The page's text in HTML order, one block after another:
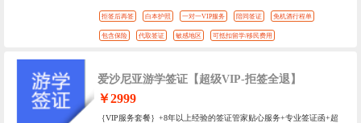
拒签后再签 白本护照 一对一VIP服务 陪同签证 免机酒行程单
包含保险 代取签证 敏感地区 可抵扣留学/移民费用
爱沙尼亚游学签证【超级VIP-拒签全退】
￥2999
｛VIP服务套餐｝+8年以上经验的签证管家贴心服务+专业签证函+超